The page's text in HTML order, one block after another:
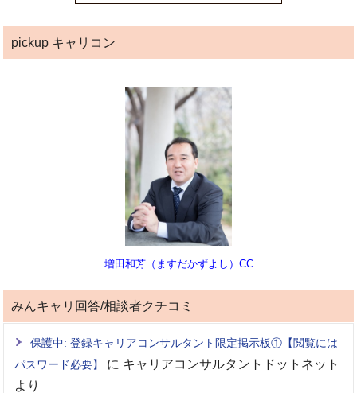
pickup キャリコン
増田和芳（ますだかずよし）CC
みんキャリ回答/相談者クチコミ
保護中: 登録キャリアコンサルタント限定掲示板①【閲覧には
パスワード必要】
に キャリアコンサルタントドットネット
より